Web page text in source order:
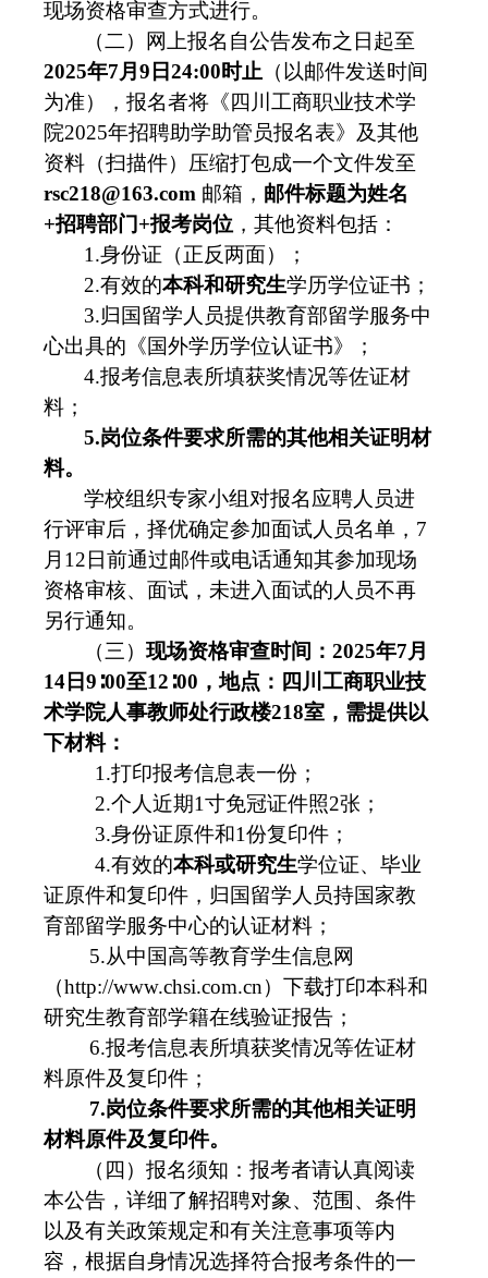
现场资格审查方式进行。
（二）网上报名自公告发布之日起至
2025年7月 9 日24:00时止 （以邮件发送时间
为准）， 报名者将《四川工商职业技术学
院2025年招聘助学助管员报名表》及其他
资料（扫描件）压缩打包成一个文件发至
rsc218@163.com 邮箱， 邮件标题为姓名
+招聘部门+报考岗位 ，其他资料包括：
1.身份证（正反两面）；
2.有效的本科和研究生学历学位证书；
3.归国留学人员提供教育部留学服务中
心出具的《国外学历学位认证书》；
4.报考信息表所填获奖情况等佐证材
料；
5.岗位条件要求所需的其他相关证明材
料。
学校组织专家小组对报名应聘人员进
行评审后，择优确定参加面试人员名单，7
月12日前通过邮件或电话通知其参加现场
资格审核、面试，未进入面试的人员不再
另行通知。
（三）现场资格审查时间：2025年7月
14 日9∶00至12∶00 ，地点：四川工商职业技
术学院人事教师处行政楼218室 ，需提供以
下材料：
1.打印报考信息表一份；
2.个人近期1寸免冠证件照2张；
3.身份证原件和1份复印件；
4.有效的本科或研究生学位证、毕业
证原件和复印件，归国留学人员持国家教
育部留学服务中心的认证材料；
5.从中国高等教育学生信息网
（http://www.chsi.com.cn）下载打印本科和
研究生教育部学籍在线验证报告；
6.报考信息表所填获奖情况等佐证材
料原件及复印件；
7.岗位条件要求所需的其他相关证明
材料原件及复印件。
（四）报名须知：报考者请认真阅读
本公告，详细了解招聘对象、范围、条件
以及有关政策规定和有关注意事项等内
容，根据自身情况选择符合报考条件的一